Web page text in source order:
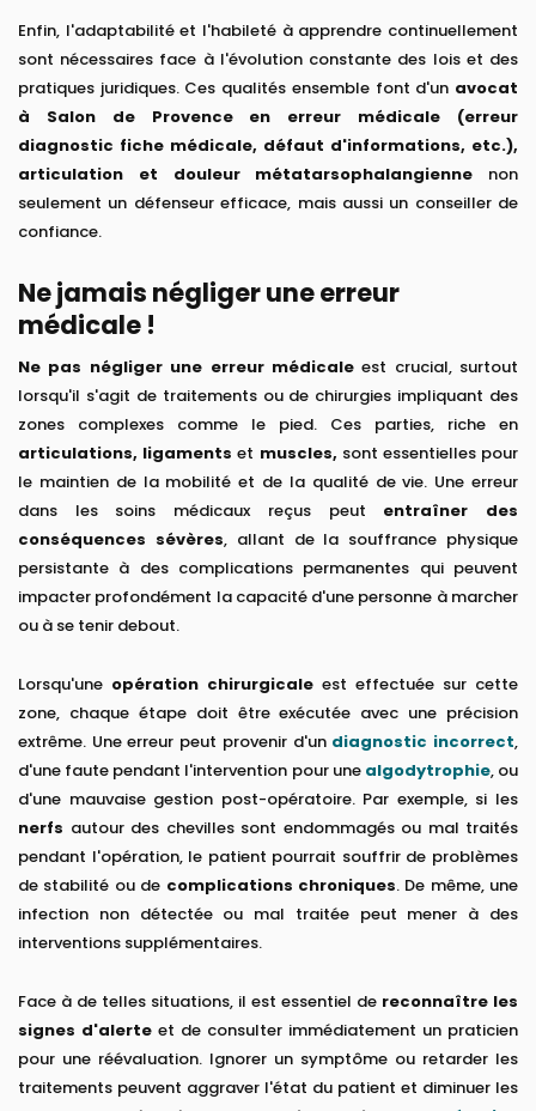
Enfin, l'adaptabilité et l'habileté à apprendre continuellement
sont nécessaires face à l'évolution constante des lois et des
pratiques juridiques. Ces qualités ensemble font d'un avocat
à Salon de Provence en erreur médicale (erreur
diagnostic fiche médicale, défaut d'informations, etc.),
articulation et douleur métatarsophalangienne non
seulement un défenseur efficace, mais aussi un conseiller de
confiance.
Ne jamais négliger une erreur
médicale !
Ne pas négliger une erreur médicaleest crucial, surtout
lorsqu'il s'agit de traitements ou de chirurgies impliquant des
zones complexes comme le pied. Ces parties, riche en
articulations, ligaments et muscles, sont essentielles pour
le maintien de la mobilité et de la qualité de vie. Une erreur
dans les soins médicaux reçus peut entraîner des
conséquences sévères, allant de la souffrance physique
persistante à des complications permanentes qui peuvent
impacter profondément la capacité d'une personne à marcher
ou à se tenir debout.
Lorsqu'une opération chirurgicale est effectuée sur cette
zone, chaque étape doit être exécutée avec une précision
extrême. Une erreur peut provenir d'un diagnostic incorrect,
d'une faute pendant l'intervention pour une algodytrophie, ou
d'une mauvaise gestion post-opératoire. Par exemple, si les
nerfs autour des chevilles sont endommagés ou mal traités
pendant l'opération, le patient pourrait souffrir de problèmes
de stabilité ou de complications chroniques. De même, une
infection non détectée ou mal traitée peut mener à des
interventions supplémentaires.
Face à de telles situations, il est essentiel de reconnaître les
signes d'alerte et de consulter immédiatement un praticien
pour une réévaluation. Ignorer un symptôme ou retarder les
traitements peuvent aggraver l'état du patient et diminuer les